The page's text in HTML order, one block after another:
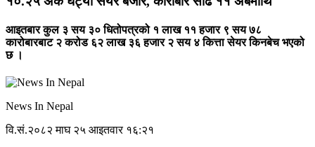
आइतबार कुल ३ सय ३० धितोपत्रको १ लाख ११ हजार ९ सय ७८
कारोबारबाट २ करोड ६२ लाख ३६ हजार २ सय ४ कित्ता सेयर किनबेच भएको
छ ।
News In Nepal
वि.सं.२०८२ माघ २५ आइतवार १६:२१